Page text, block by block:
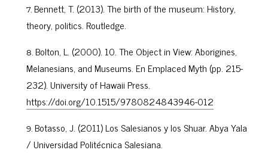
Bennett, T. (2013). The birth of the museum: History,
theory, politics. Routledge.
Bolton, L. (2000). 10. The Object in View: Aborigines,
Melanesians, and Museums. En Emplaced Myth (pp. 215-
232). University of Hawaii Press.
https://doi.org/10.1515/9780824843946-012
Botasso, J. (2011) Los Salesianos y los Shuar. Abya Yala
/ Universidad Politécnica Salesiana.